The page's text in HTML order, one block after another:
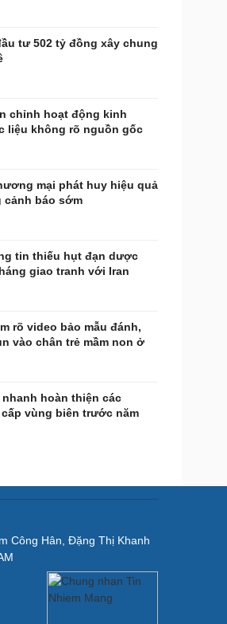
tư 502 tỷ đồng xây chung
chỉnh hoạt động kinh
liệu không rõ nguồn gốc
mại phát huy hiệu quả
cảnh báo sớm
tin thiếu hụt đạn dược
giao tranh với Iran
rõ video bảo mẫu đánh,
vào chân trẻ mầm non ở
hoàn thiện các
vùng biên trước năm
Công Hân, Đặng Thị Khanh